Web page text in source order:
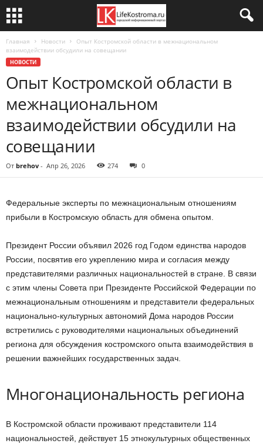
Главная Новости
Опыт Костромской области в межнациональном
взаимодействии обсудили на совещании
НОВОСТИ
Опыт Костромской области в
межнациональном
взаимодействии обсудили на
совещании
От brehov - Апр 26, 2026 274 0
Федеральные эксперты по межнациональным отношениям
прибыли в Костромскую область для обмена опытом.
Президент России объявил 2026 год Годом единства народов
России, посвятив его укреплению мира и согласия между
представителями различных национальностей в стране. В связи
с этим члены Совета при Президенте Российской Федерации по
межнациональным отношениям и представители федеральных
национально-культурных автономий Дома народов России
встретились с руководителями национальных объединений
региона для обсуждения костромского опыта взаимодействия в
решении важнейших государственных задач.
Многонациональность региона
В Костромской области проживают представители 114
национальностей, действует 15 этнокультурных общественных